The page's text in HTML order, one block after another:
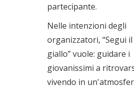
partecipante.
Nelle intenzioni degli
organizzatori, “Segui
giallo” vuole: guidare i
giovanissimi a
vivendo in